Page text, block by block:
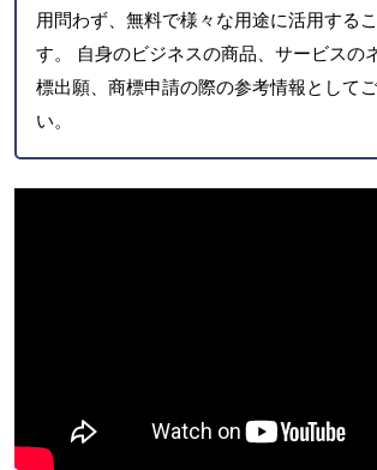
用問わず、無料で様々な用途に活用する
す。 自身のビジネスの商品、サービスの
標出願、商標申請の際の参考情報として
い。